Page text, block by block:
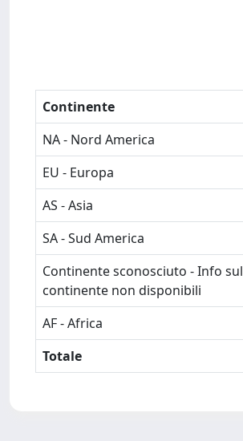
Continente
NA - Nord America
EU - Europa
AS - Asia
SA - Sud America
Continente sconosciuto - Info sul
continente non disponibili
AF - Africa
Totale